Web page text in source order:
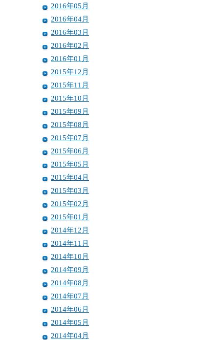
2016年05月
2016年04月
2016年03月
2016年02月
2016年01月
2015年12月
2015年11月
2015年10月
2015年09月
2015年08月
2015年07月
2015年06月
2015年05月
2015年04月
2015年03月
2015年02月
2015年01月
2014年12月
2014年11月
2014年10月
2014年09月
2014年08月
2014年07月
2014年06月
2014年05月
2014年04月